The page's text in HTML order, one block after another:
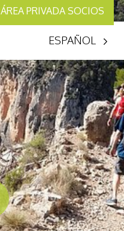
ÁREA PRIVADA SOCIOS
ESPAÑOL